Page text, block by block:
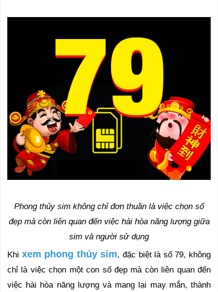
Phong thủy sim không chỉ đơn thuần là việc chọn số
đẹp mà còn liên quan đến việc hài hòa năng lượng giữa
sim và người sử dụng
Khi xem phong thủy sim, đặc biệt là số 79, không
chỉ là việc chọn một con số đẹp mà còn liên quan đến
việc hài hòa năng lượng và mang lại may mắn, thành